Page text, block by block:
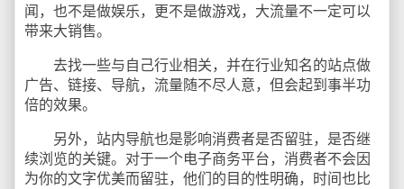
闻，也不是做娱乐，更不是做游戏，大流量不一定可以
带来大销售。
去找一些与自己行业相关，并在行业知名的站点做
广告、链接、导航，流量随不尽人意，但会起到事半功
倍的效果。
另外，站内导航也是影响消费者是否留驻，是否继
续浏览的关键。对于一个电子商务平台，消费者不会因
为你的文字优美而留驻，他们的目的性明确，时间也比